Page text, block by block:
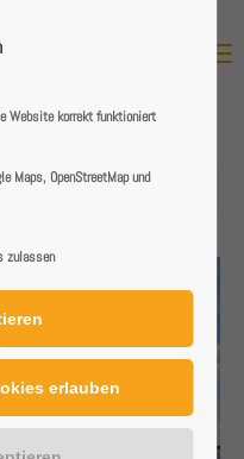
Website korrekt funktioniert
Maps, OpenStreetMap und
zulassen